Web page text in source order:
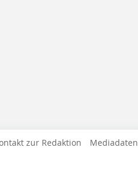
zur Redaktion Mediadaten